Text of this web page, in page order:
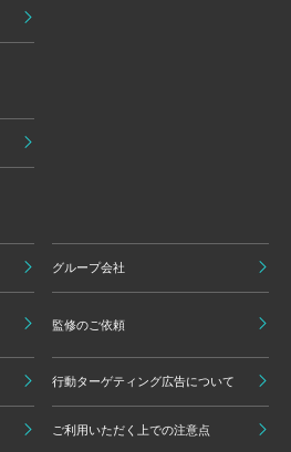
グループ会社
監修のご依頼
行動ターゲティング広告について
ご利用いただく上での注意点